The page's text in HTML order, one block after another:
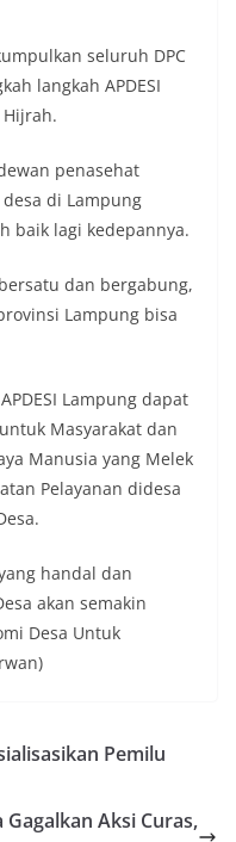
seluruh DPC
langkah APDESI
Hijrah.
penasehat
desa di Lampung
baik lagi kedepannya.
dan bergabung,
Lampung bisa
Lampung dapat
Masyarakat dan
Manusia yang Melek
Pelayanan didesa
handal dan
akan semakin
Desa Untuk
Pemilu
Aksi Curas,